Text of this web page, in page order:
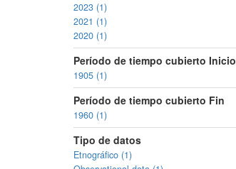
2023 (1)
2021 (1)
2020 (1)
Período de tiempo cubierto Inicio
1905 (1)
Período de tiempo cubierto Fin
1960 (1)
Tipo de datos
Etnográfico (1)